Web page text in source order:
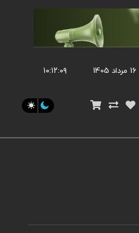
۱۰:۱۲:۰۹